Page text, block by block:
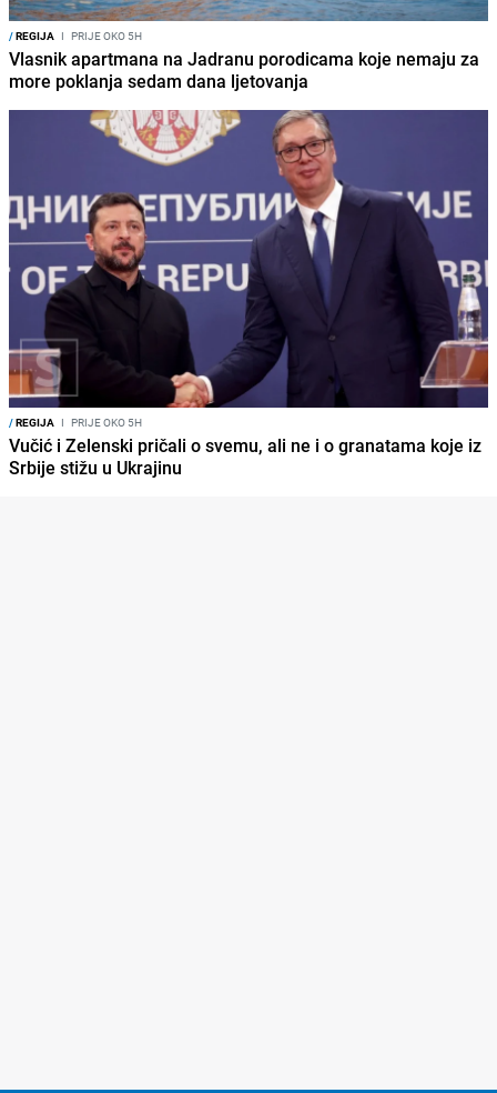
/REGIJA I PRIJE OKO 5H
Vlasnik apartmana na Jadranu porodicama koje nemaju za
more poklanja sedam dana ljetovanja
/REGIJA I PRIJE OKO 5H
Vučić i Zelenski pričali o svemu, ali ne i o granatama koje iz
Srbije stižu u Ukrajinu